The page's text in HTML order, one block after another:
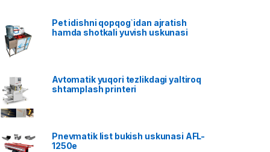
Pet idishni qopqog`idan ajratish
hamda shotkali yuvish uskunasi
Avtomatik yuqori tezlikdagi yaltiroq
shtamplash printeri
Pnevmatik list bukish uskunasi AFL-
1250e